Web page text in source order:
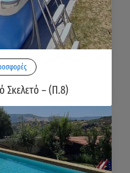
Σκελετό – (Π.8)